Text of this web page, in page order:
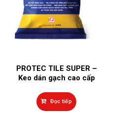
PROTEC TILE SUPER –
Keo dán gạch cao cấp
Đọc tiếp